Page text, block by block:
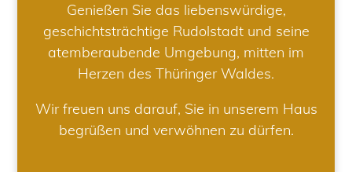
Genießen Sie das liebenswürdige,
geschichtsträchtige Rudolstadt und seine
atemberaubende Umgebung, mitten im
Herzen des Thüringer Waldes.
Wir freuen uns darauf, Sie in unserem Haus
begrüßen und verwöhnen zu dürfen.